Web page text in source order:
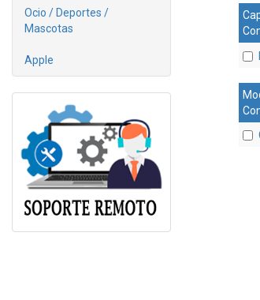
Ocio / Deportes /
Mascotas
Apple